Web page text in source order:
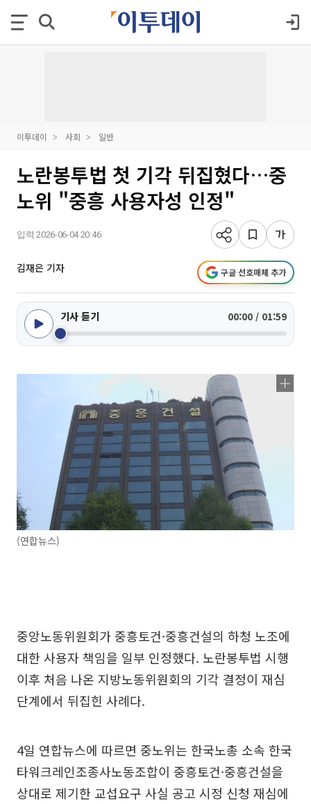
이투데이 사회 일반
노란봉투법 첫 기각 뒤집혔다…중
노위 "중흥 사용자성 인정"
입력 2026-06-04 20:46
김재은 기자 구글 선호매체 추가
기사 듣기 00:00 / 01:59
(연합뉴스)
중앙노동위원회가 중흥토건·중흥건설의 하청 노조에
대한 사용자 책임을 일부 인정했다. 노란봉투법 시행
이후 처음 나온 지방노동위원회의 기각 결정이 재심
단계에서 뒤집힌 사례다.
4일 연합뉴스에 따르면 중노위는 한국노총 소속 한국
타워크레인조종사노동조합이 중흥토건·중흥건설을
상대로 제기한 교섭요구 사실 공고 시정 신청 재심에